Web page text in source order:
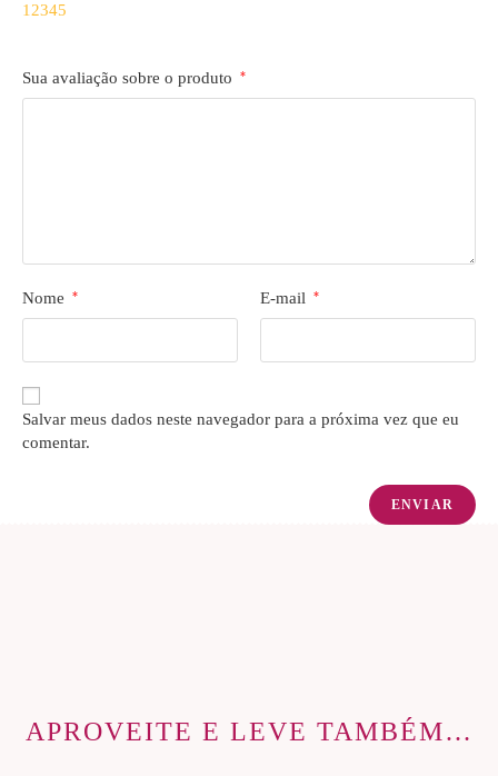
12345
Sua avaliação sobre o produto *
Nome * E-mail *
Salvar meus dados neste navegador para a próxima vez que eu
comentar.
APROVEITE E LEVE TAMBÉM…